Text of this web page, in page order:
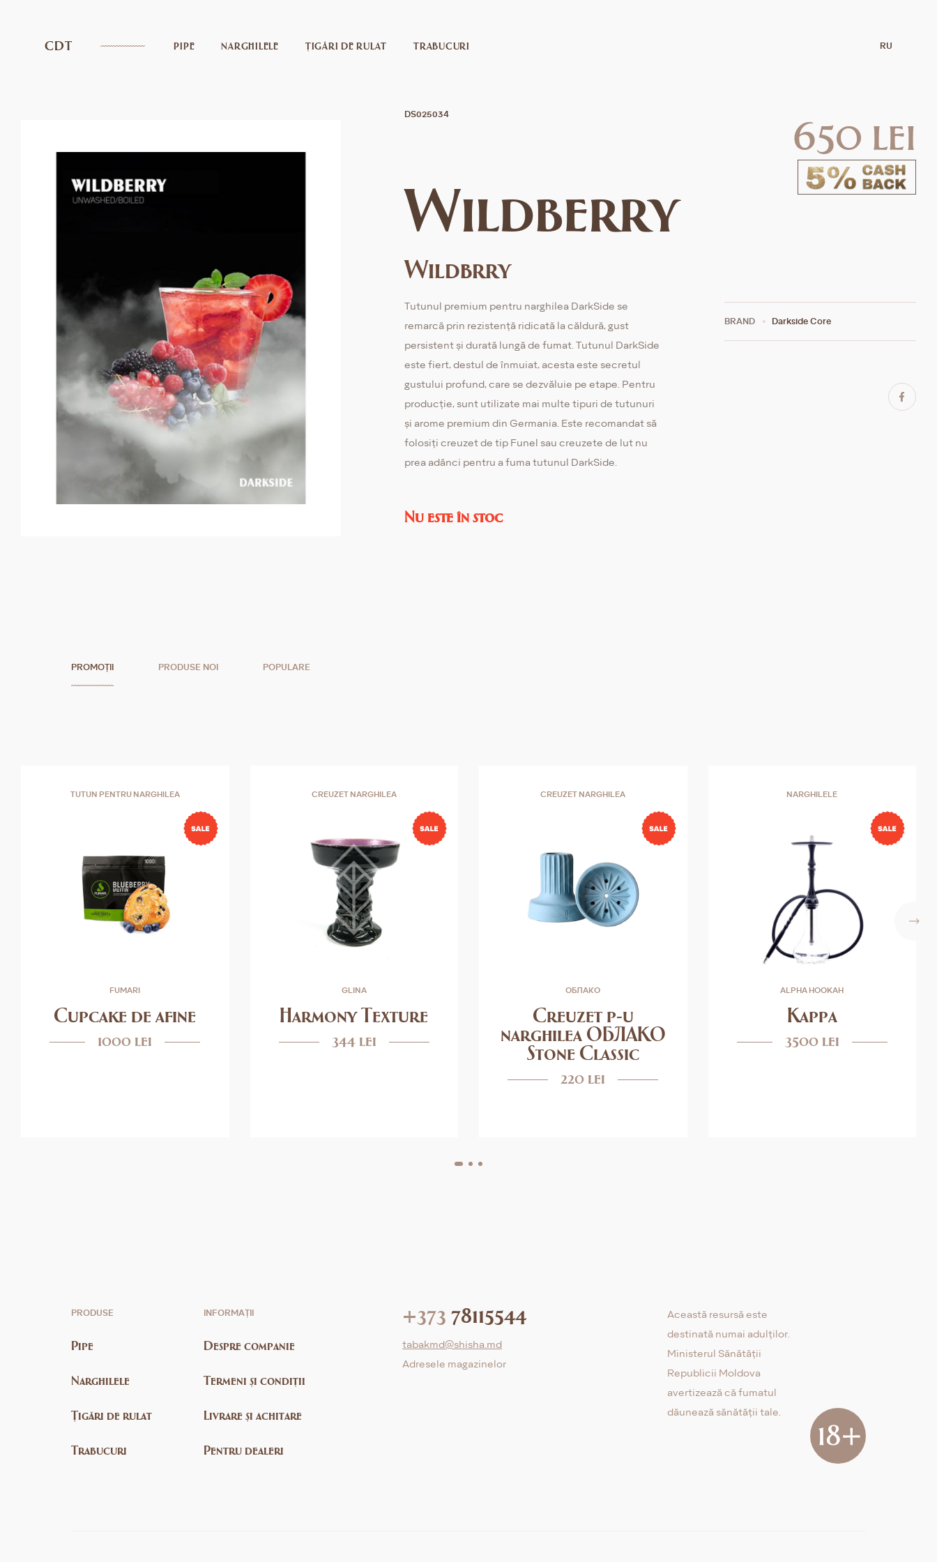
CDT PIPE NARGHILELE ȚIGĂRI DE RULAT TRABUCURI RU
DS025034
Wildberry
Wildbrry
650 lei
Tutunul premium pentru narghilea DarkSide se
remarcă prin rezistență ridicată la căldură, gust
persistent și durată lungă de fumat. Tutunul DarkSide
este fiert, destul de înmuiat, acesta este secretul
gustului profund, care se dezvăluie pe etape. Pentru
producție, sunt utilizate mai multe tipuri de tutunuri
și arome premium din Germania. Este recomandat să
folosiți creuzet de tip Funel sau creuzete de lut nu
prea adânci pentru a fuma tutunul DarkSide.
Nu este în stoc
BRAND Darkside Core
PROMOȚII PRODUSE NOI POPULARE
TUTUN PENTRU NARGHILEA
FUMARI
Cupcake de afine
1000 lei
CREUZET NARGHILEA
GLINA
Harmony Texture
344 lei
CREUZET NARGHILEA
ОБЛАКО
Creuzet p-u
narghilea ОБЛАКО
Stone Classic
220 lei
NARGHILELE
ALPHA HOOKAH
Kappa
3500 lei
PRODUSE
Pipe
Narghilele
Țigări de rulat
Trabucuri
INFORMAȚII
Despre companie
Termeni și condiții
Livrare și achitare
Pentru dealeri
+373 78115544
tabakmd@shisha.md
Adresele magazinelor
Această resursă este
destinată numai adulților.
Ministerul Sănătății
Republicii Moldova
avertizează că fumatul
dăunează sănătății tale.